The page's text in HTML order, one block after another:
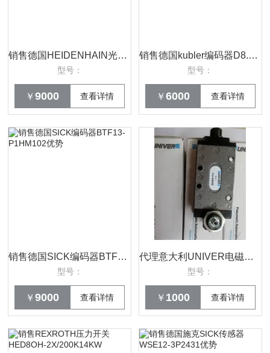
销售德国HEIDENHAIN光栅尺ID572249-24优势
型号：
￥9000 查看详情
销售德国kubler编码器D8.4B1.030054.2*
型号：
￥6000 查看详情
销售德国SICK编码器BTF13-P1HM102优势
型号：
￥9000 查看详情
代理意大利UNIVER电磁阀AF-2615*
型号：
￥ 1000 查看详情